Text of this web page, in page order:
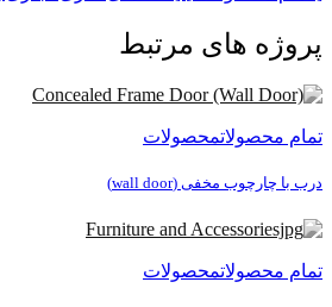
پروژه های مرتبط
تمام محصولاتمحصولات
درب با چارچوب مخفی (wall door)
تمام محصولاتمحصولات